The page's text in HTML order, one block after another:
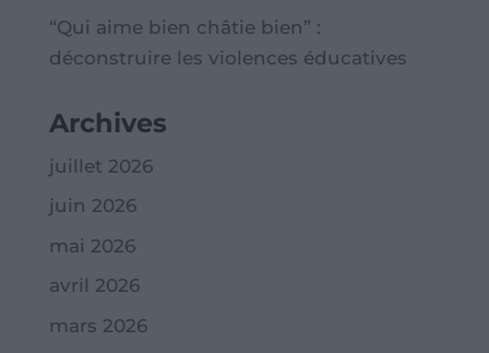
“Qui aime bien châtie bien” :
déconstruire les violences éducatives
Archives
juillet 2026
juin 2026
mai 2026
avril 2026
mars 2026